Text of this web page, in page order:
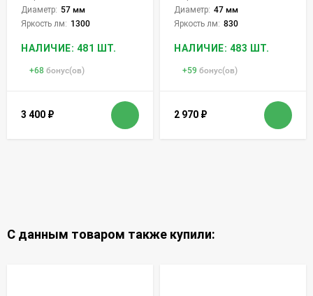
Диаметр: 57 мм
Яркость лм: 1300
НАЛИЧИЕ: 481 ШТ.
+68 бонус(ов)
3 400 ₽
Диаметр: 47 мм
Яркость лм: 830
НАЛИЧИЕ: 483 ШТ.
+59 бонус(ов)
2 970 ₽
С данным товаром также купили: